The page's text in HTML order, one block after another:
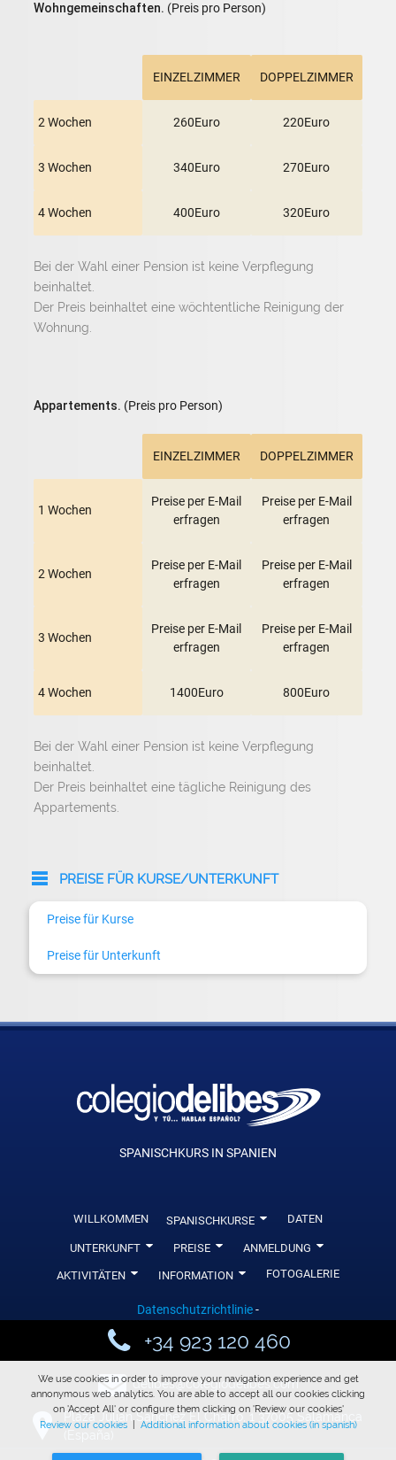
Wohngemeinschaften. (Preis pro Person)
EINZELZIMMER DOPPELZIMMER
2 Wochen 260Euro 220Euro
3 Wochen 340Euro 270Euro
4 Wochen 400Euro 320Euro
Bei der Wahl einer Pension ist keine Verpflegung
beinhaltet.
Der Preis beinhaltet eine wöchtentliche Reinigung der
Wohnung.
Appartements. (Preis pro Person)
EINZELZIMMER DOPPELZIMMER
1 Wochen
Preise per E-Mail
erfragen
Preise per E-Mail
erfragen
2 Wochen
Preise per E-Mail
erfragen
Preise per E-Mail
erfragen
3 Wochen
Preise per E-Mail
erfragen
Preise per E-Mail
erfragen
4 Wochen 1400Euro 800Euro
Bei der Wahl einer Pension ist keine Verpflegung
beinhaltet.
Der Preis beinhaltet eine tägliche Reinigung des
Appartements.
PREISE FÜR KURSE/UNTERKUNFT
Preise für Kurse
Preise für Unterkunft
SPANISCHKURS IN SPANIEN
WILLKOMMEN SPANISCHKURSE 0 DATEN
UNTERKUNFT 0 PREISE 0 ANMELDUNG 0
AKTIVITÄTEN 0 INFORMATION 0 FOTOGALERIE
Datenschutzrichtlinie-
y +34 923 120 460
> delibes@colegiodelibes.com
+ Plaza Julián Sánchez El Charro, 1 37005 Salamanca
We use cookies in order to improve your navigation experience and get
annonymous web analytics. You are able to accept all our cookies clicking
on 'Accept All' or configure them clicking on 'Review our cookies'
Review our cookies| Additional information about cookies (in spanish)